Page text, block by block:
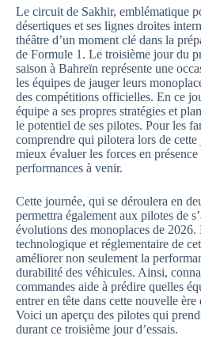
Le circuit de Sakhir, emblématique
désertiques et ses lignes droites
théâtre d’un moment clé dans la
de Formule 1. Le troisième jour du
saison à Bahreïn représente une
les équipes de jauger leurs
des compétitions officielles. En ce
équipe a ses propres stratégies et
le potentiel de ses pilotes. Pour les
comprendre qui pilotera lors de cette
mieux évaluer les forces en présence
performances à venir.
Cette journée, qui se déroulera en
permettra également aux pilotes de
évolutions des monoplaces de
technologique et réglementaire de
améliorer non seulement la
durabilité des véhicules. Ainsi,
commandes aide à prédire quelles
entrer en tête dans cette nouvelle
Voici un aperçu des pilotes qui
durant ce troisième jour d’essais.